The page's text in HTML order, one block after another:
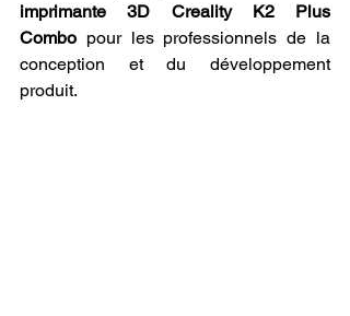
imprimante 3D Creality K2 Plus
Combo pour les professionnels de la
conception et du développement
produit.